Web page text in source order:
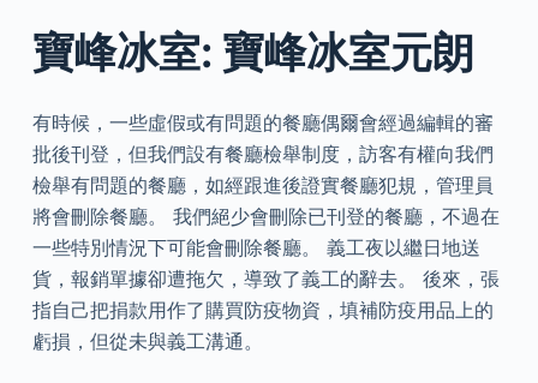
寶峰冰室: 寶峰冰室元朗
有時候，一些虛假或有問題的餐廳偶爾會經過編輯的審
批後刊登，但我們設有餐廳檢舉制度，訪客有權向我們
檢舉有問題的餐廳，如經跟進後證實餐廳犯規，管理員
將會刪除餐廳。 我們絕少會刪除已刊登的餐廳，不過在
一些特別情況下可能會刪除餐廳。 義工夜以繼日地送
貨，報銷單據卻遭拖欠，導致了義工的辭去。 後來，張
指自己把捐款用作了購買防疫物資，填補防疫用品上的
虧損，但從未與義工溝通。